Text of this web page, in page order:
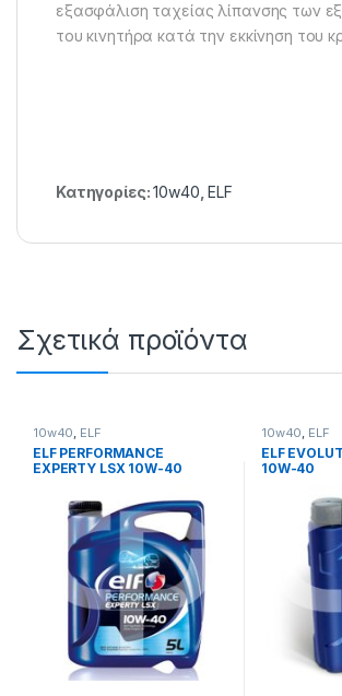
εξασφάλιση ταχείας λίπανσης των
του κινητήρα κατά την εκκίνηση του
Κατηγορίες:10w40,ELF
Σχετικά προϊόντα
10w40, ELF
ELF PERFORMANCE
EXPERTY LSX 10W-40
10w40, ELF
ELF
10W-40